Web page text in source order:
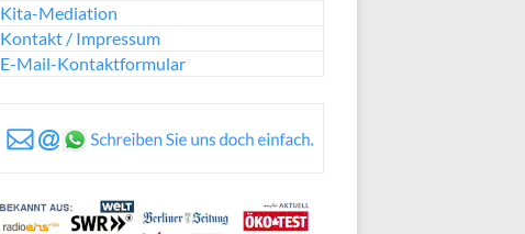
Kita-Mediation
Kontakt / Impressum
E-Mail-Kontaktformular